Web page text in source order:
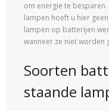
om energie te
lampen hoeft u hier
lampen op batterijen
wanneer ze niet worden
Soorten
staande